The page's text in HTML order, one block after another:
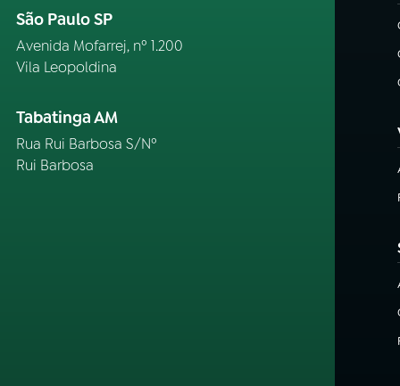
São Paulo SP
Avenida Mofarrej, nº 1.200
Vila Leopoldina
Tabatinga AM
Rua Rui Barbosa S/Nº
Rui Barbosa